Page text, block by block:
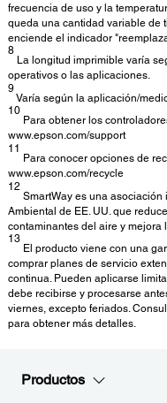
frecuencia de uso y la
queda una cantidad variable de
enciende el indicador
8
La longitud imprimible varía
operativos o las aplicaciones.
9
Varía según la aplicación/
10
Para obtener los
www.epson.com/support
11
Para conocer opciones de
www.epson.com/recycle
12
SmartWay es una
Ambiental de EE. UU. que
contaminantes del aire y mejora
13
El producto viene con una
comprar planes de servicio
continua. Pueden aplicarse
debe recibirse y procesarse
viernes, excepto feriados.
para obtener más detalles.
Productos